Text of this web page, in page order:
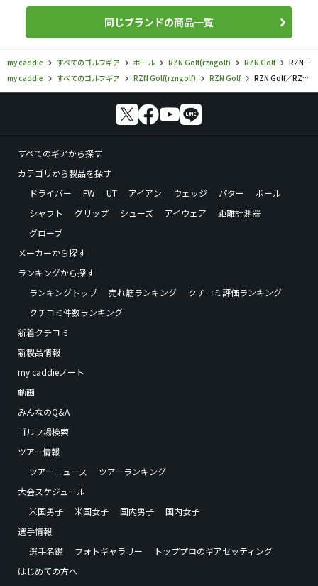
同じブランドの商品一覧
my caddie すべてのゴルフギア ボール RZN Golf(rzngolf) RZN Golf
RZN Golf／RZN Golf／RZN MS-TOUR YELLOWの口コミ評価
my caddie
すべてのゴルフギア RZN Golf(rzngolf) RZN Golf RZN Golf／RZN Golf／RZN MS-TOUR YELLOWの口コミ評価
すべてのギアから探す
カテゴリから製品を探す
ドライバー
FW UT アイアン ウェッジ パター
ボール
シャフト
グリップ シューズ アイウェア
距離計測器
グローブ
メーカーから探す
ランキングから探す
ランキングトップ
売れ筋ランキング
クチコミ評価ランキング
クチコミ件数ランキング
新着クチコミ
新製品情報
my caddieノート
動画
みんなのQ&A
ゴルフ場検索
ツアー情報
ツアーニュース
ツアーランキング
大会スケジュール
米国男子
米国女子 国内男子
国内女子
選手情報
選手名鑑
フォトギャラリー
トッププロのギアセッティング
はじめての方へ